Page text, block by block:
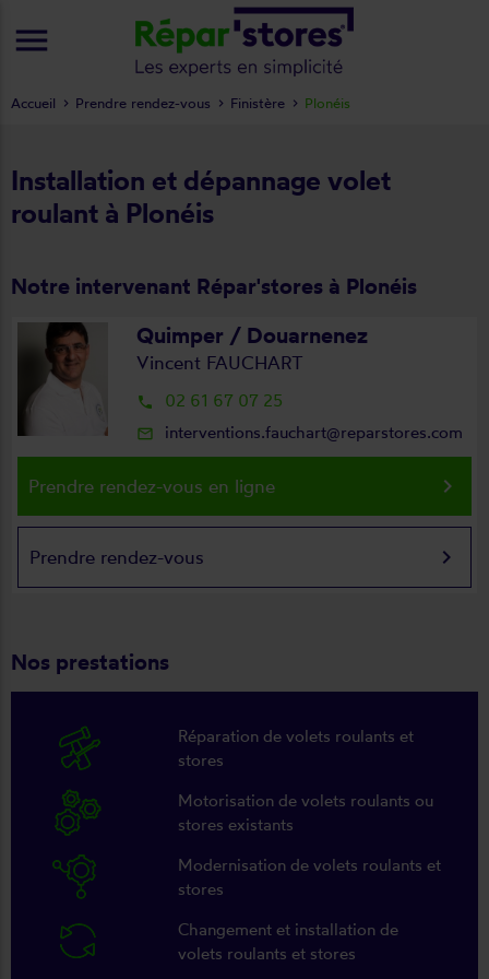
Installation et dépannage volet
roulant à Plonéis
Notre intervenant Répar'stores à Plonéis
Quimper / Douarnenez
Vincent FAUCHART
local_phone 02 61 67 07 25
mail_outline interventions.fauchart@reparstores.com
Prendre rendez-vous en ligne keyboard_arrow_right
Prendre rendez-vous keyboard_arrow_right
Nos prestations
Réparation de volets roulants et
stores
Motorisation de volets roulants ou
stores existants
Modernisation de volets roulants et
stores
Changement et installation de
volets roulants et stores
Accueil Prendre rendez-vous Finistère Plonéis
menu